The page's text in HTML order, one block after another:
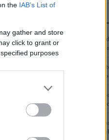
the IAB’s List of
gather and store
click to grant or
purposes
1
Como escolher
bridges com
2
Guia completo
autocustódia e
3
Cold wallets:
configurar e usar
Lite Loan da
empréstimo de